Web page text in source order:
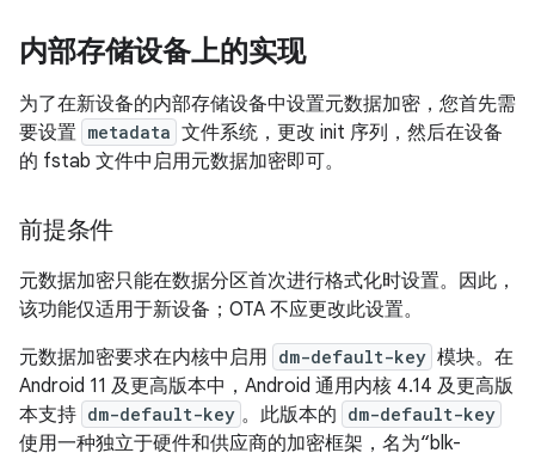
内部存储设备上的实现
为了在新设备的内部存储设备中设置元数据加密，您首先需
要设置 metadata 文件系统，更改 init 序列，然后在设备
的 fstab 文件中启用元数据加密即可。
前提条件
元数据加密只能在数据分区首次进行格式化时设置。因此，
该功能仅适用于新设备；OTA 不应更改此设置。
元数据加密要求在内核中启用 dm-default-key 模块。在
Android 11 及更高版本中，Android 通用内核 4.14 及更高版
本支持 dm-default-key 。此版本的 dm-default-key
使用一种独立于硬件和供应商的加密框架，名为“blk-